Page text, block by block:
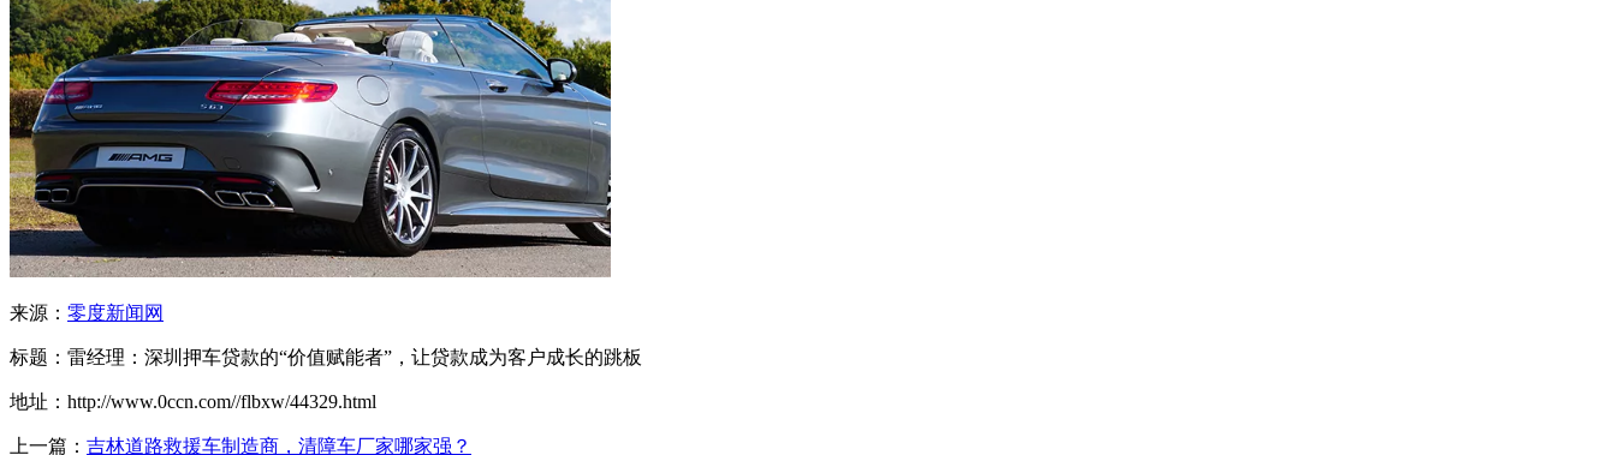
来源： 零度新闻网
标题：雷经理：深圳押车贷款的“价值赋能者”，让贷款成为客户成长的跳板
地址：http://www.0ccn.com//flbxw/44329.html
上一篇： 吉林道路救援车制造商，清障车厂家哪家强？